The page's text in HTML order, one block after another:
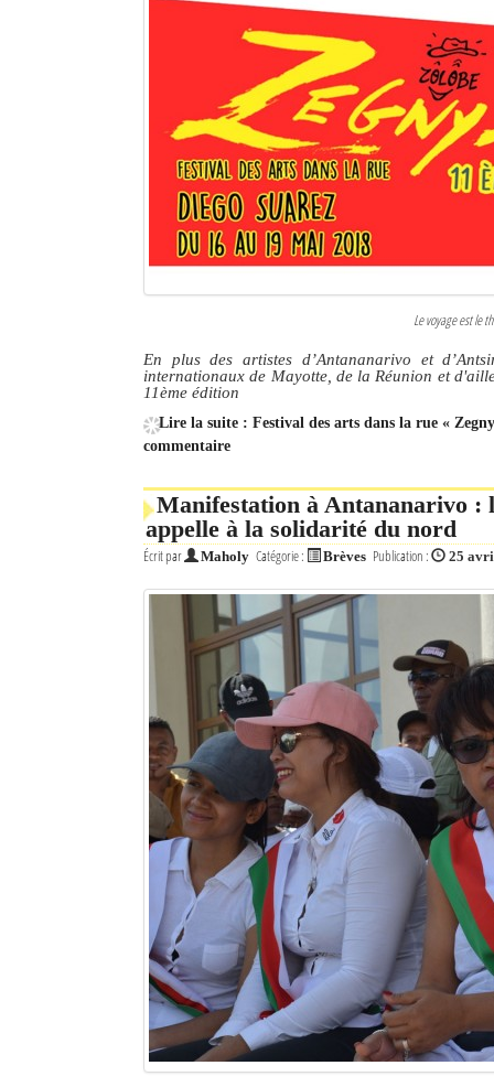
Le voyage est le
En plus des artistes d’Antananarivo et
internationaux de Mayotte, de la Réunion et
11ème édition
Lire la suite : Festival des arts dans la rue «
commentaire
Manifestation à Antananarivo :
appelle à la solidarité du nord
Écrit par Maholy Catégorie : Brèves Publication : 25